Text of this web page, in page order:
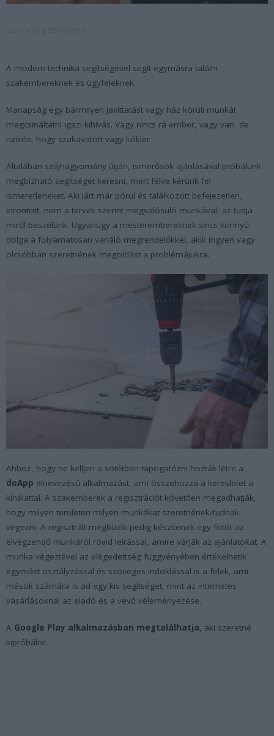
A modern technika segítségével segít egymásra találni
szakembereknek és ügyfeleknek.
Manapság egy bármilyen javíttatást vagy ház körüli munkát
megcsináltatni igazi kihívás. Vagy nincs rá ember, vagy van, de
rizikós, hogy szakavatott vagy kókler.
Általában szájhagyomány útján, ismerősök ajánlásával próbálunk
megbízható segítséget keresni, mert félve kérünk fel
ismeretleneket. Aki járt már pórul és találkozott befejezetlen,
elrontott, nem a tervek szerint megvalósuló munkával, az tudja
miről beszélünk. Ugyanúgy a mesterembereknek sincs könnyű
dolga a folyamatosan variáló megrendelőkkel, akik ingyen vagy
olcsóbban szeretnének megoldást a problémájukra.
Ahhoz, hogy ne kelljen a sötétben tapogatózni hozták létre a
doApp elnevezésű alkalmazást, ami összehozza a keresletet a
kínálattal. A szakemberek a regisztrációt követően megadhatják,
hogy milyen területen milyen munkákat szeretnének/tudnak
végezni. A regisztrált megbízók pedig készítenek egy fotót az
elvégzendő munkáról rövid leírással, amire várják az ajánlatokat. A
munka végeztével az elégedettség függvényében értékelhetik
egymást osztályzással és szöveges indoklással is a felek, ami
mások számára is ad egy kis segítséget, mint az internetes
vásárlásoknál az eladó és a vevő véleményezése.
A Google Play alkalmazásban megtalálhatja, aki szeretné
kipróbálni!